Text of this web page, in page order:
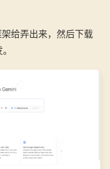
给弄出来，然后下载